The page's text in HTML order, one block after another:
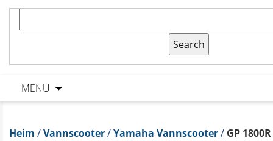
MENU
Heim /Vannscooter/Yamaha Vannscooter/ GP